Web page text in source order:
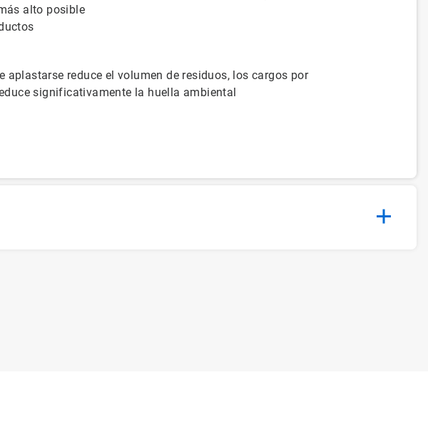
alto posible
aplastarse reduce el volumen de residuos, los cargos por
significativamente la huella ambiental